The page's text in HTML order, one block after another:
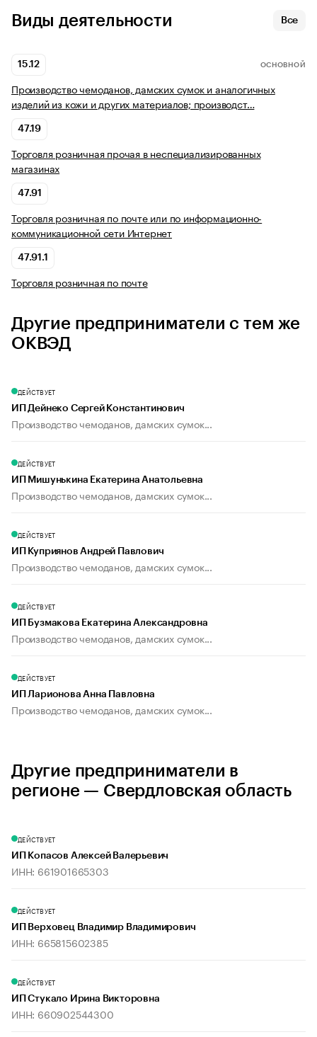
Виды деятельности Все
15.12 ОСНОВНОЙ
Производство чемоданов, дамских сумок и аналогичных
изделий из кожи и других материалов; производст…
47.19
Торговля розничная прочая в неспециализированных
магазинах
47.91
Торговля розничная по почте или по информационно-
коммуникационной сети Интернет
47.91.1
Торговля розничная по почте
Другие предприниматели с тем же
ОКВЭД
ДЕЙСТВУЕТ
ИП Дейнеко Сергей Константинович
Производство чемоданов, дамских сумок...
ДЕЙСТВУЕТ
ИП Мишунькина Екатерина Анатольевна
Производство чемоданов, дамских сумок...
ДЕЙСТВУЕТ
ИП Куприянов Андрей Павлович
Производство чемоданов, дамских сумок...
ДЕЙСТВУЕТ
ИП Бузмакова Екатерина Александровна
Производство чемоданов, дамских сумок...
ДЕЙСТВУЕТ
ИП Ларионова Анна Павловна
Производство чемоданов, дамских сумок...
Другие предприниматели в
регионе — Свердловская область
ДЕЙСТВУЕТ
ИП Копасов Алексей Валерьевич
ИНН: 661901665303
ДЕЙСТВУЕТ
ИП Верховец Владимир Владимирович
ИНН: 665815602385
ДЕЙСТВУЕТ
ИП Стукало Ирина Викторовна
ИНН: 660902544300